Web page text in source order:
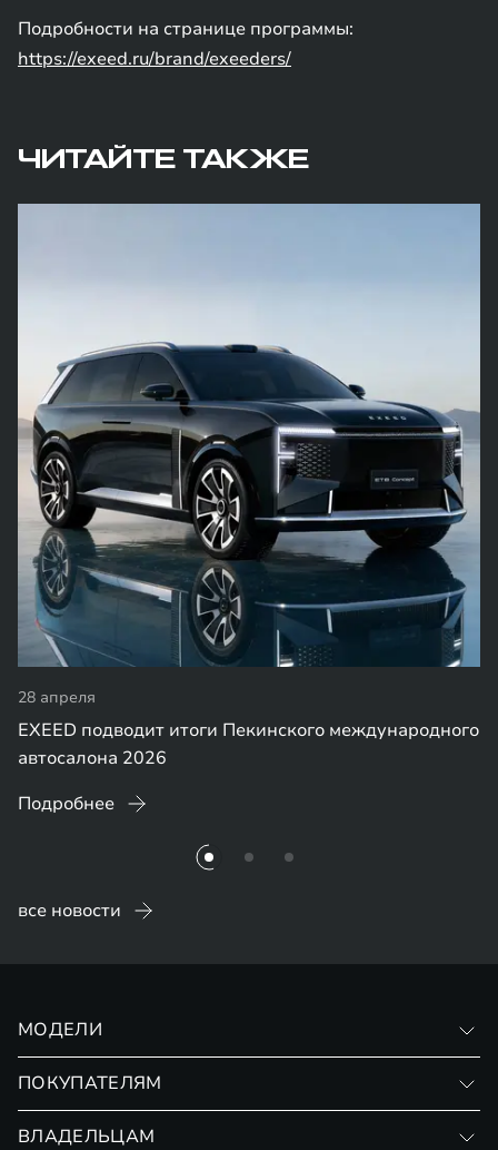
Подробности на странице программы:
https://exeed.ru/brand/exeeders/
ЧИТАЙТЕ ТАКЖЕ
28 апреля
EXEED подводит итоги Пекинского международного
автосалона 2026
Подробнее
все новости
МОДЕЛИ
АРХИВНЫЕ МОДЕЛИ
ПОКУПАТЕЛЯМ
ВЛАДЕЛЬЦАМ